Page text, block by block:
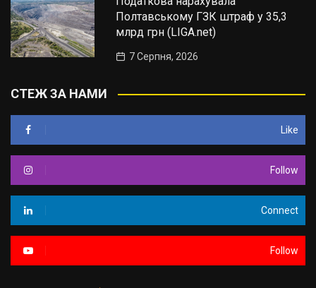
Полтавському ГЗК штраф у 35,3
млрд грн (LIGA.net)
7 Серпня, 2026
СТЕЖ ЗА НАМИ
Like
Follow
Connect
Follow